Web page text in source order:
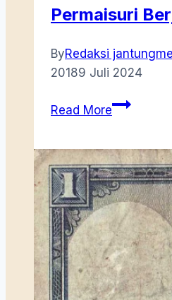
Permaisuri
ByRedaksi
20189 Juli 2024
Read MoreTengku
Permaisuri
Berjiwa
Seni